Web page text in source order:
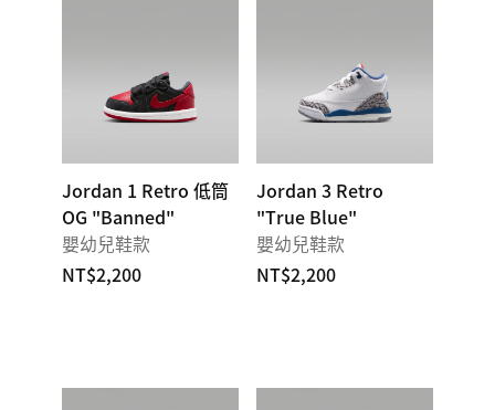
Jordan 1 Retro 低筒
OG "Banned"
嬰幼兒鞋款
NT$2,200
Jordan 3 Retro
"True Blue"
嬰幼兒鞋款
NT$2,200